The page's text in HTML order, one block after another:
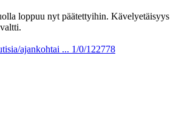
loppuu nyt päätettyihin. Kävelyetäisyys
ajankohtai ... 1/0/122778